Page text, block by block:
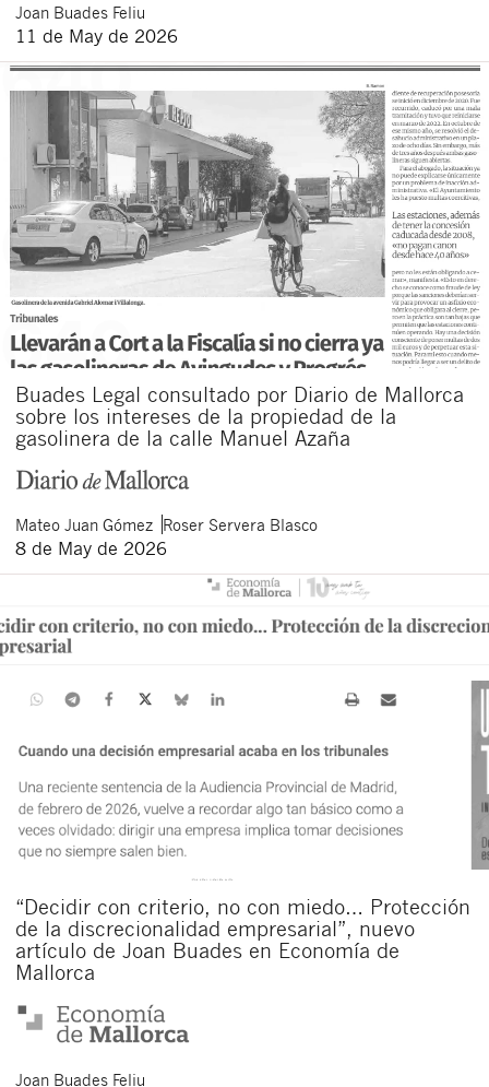
Joan Buades Feliu
11 de May de 2026
Buades Legal consultado por Diario de Mallorca
sobre los intereses de la propiedad de la
gasolinera de la calle Manuel Azaña
Mateo Juan Gómez Roser Servera Blasco
8 de May de 2026
“Decidir con criterio, no con miedo… Protección
de la discrecionalidad empresarial”, nuevo
artículo de Joan Buades en Economía de
Mallorca
Joan Buades Feliu